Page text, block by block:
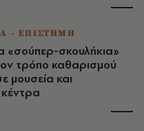
- ΕΠΙΣΤΗΜΗ
σκουλήκια»
τρόπο καθαρισμού
μουσεία και
κέντρα